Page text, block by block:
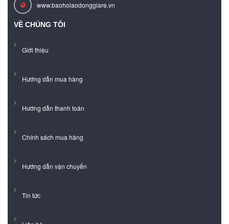
www.baoholaodonggiare.vn
VỀ CHÚNG TÔI
Giới thiệu
Hướng dẫn mua hàng
Hướng dẫn thanh toán
Chính sách mua hàng
Hướng dẫn vận chuyển
Tin tức